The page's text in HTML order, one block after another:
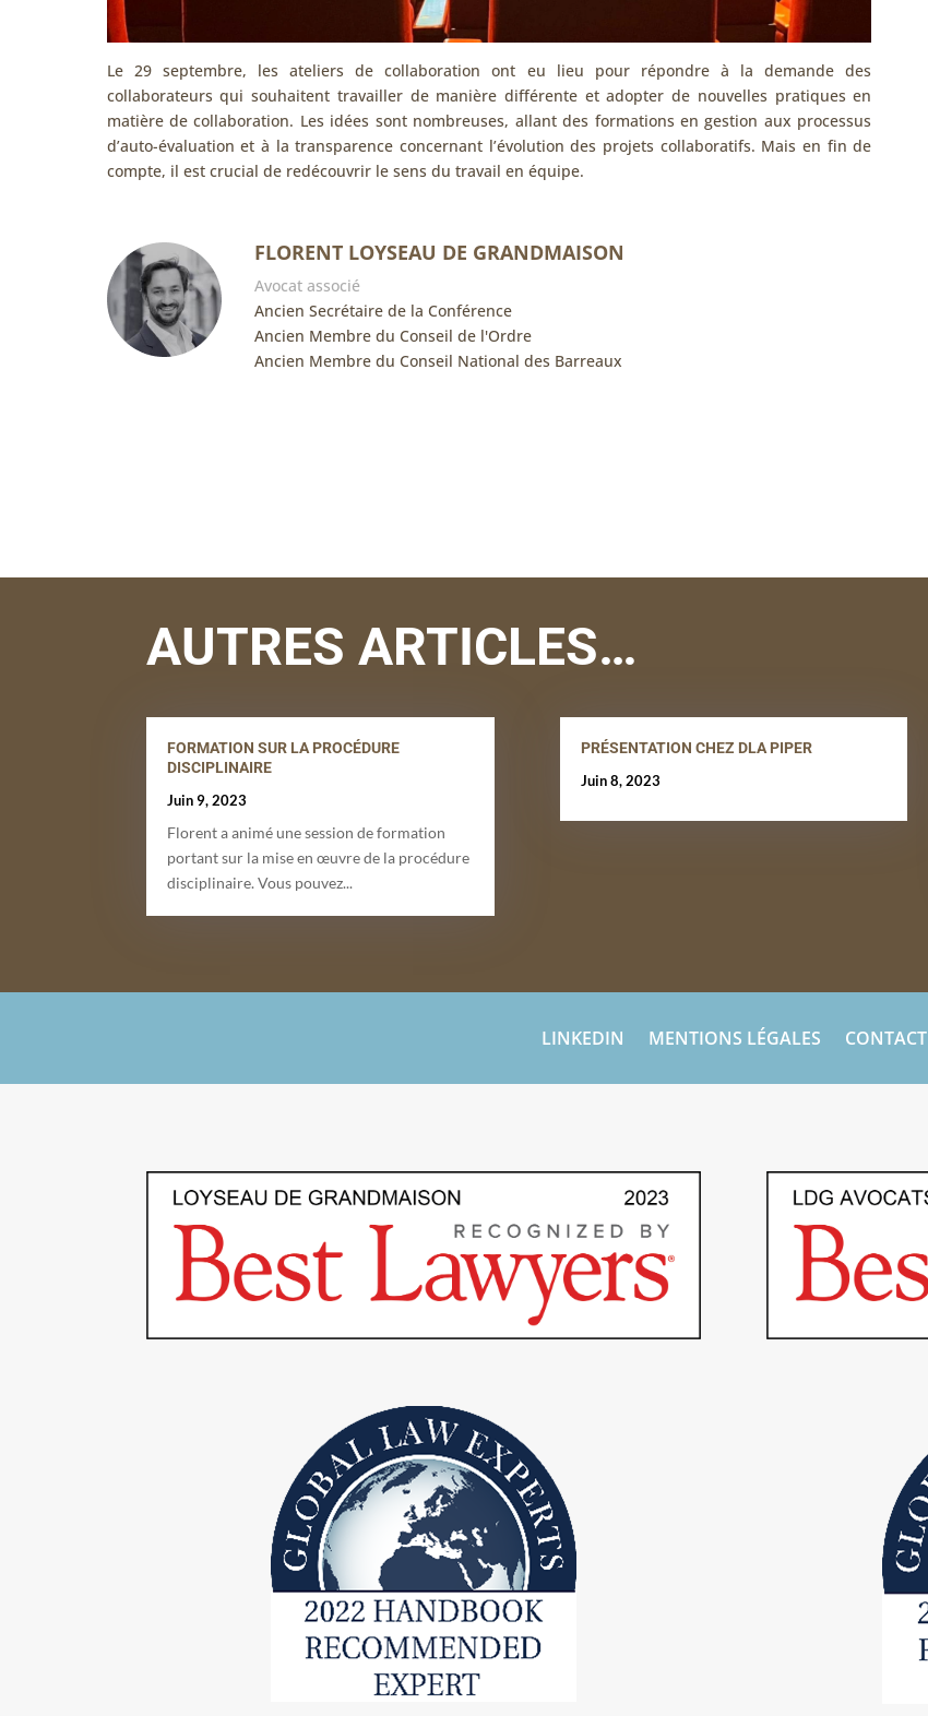
Le 29 septembre, les ateliers de collaboration ont eu lieu pour répondre à la demande des
collaborateurs qui souhaitent travailler de manière différente et adopter de nouvelles pratiques en
matière de collaboration. Les idées sont nombreuses, allant des formations en gestion aux processus
d’auto-évaluation et à la transparence concernant l’évolution des projets collaboratifs. Mais en fin de
compte, il est crucial de redécouvrir le sens du travail en équipe.
FLORENT LOYSEAU DE GRANDMAISON
Avocat associé
Ancien Secrétaire de la Conférence
Ancien Membre du Conseil de l'Ordre
Ancien Membre du Conseil National des Barreaux
AUTRES ARTICLES…
FORMATION SUR LA PROCÉDURE
DISCIPLINAIRE
Juin 9, 2023
Florent a animé une session de formation
portant sur la mise en œuvre de la procédure
disciplinaire. Vous pouvez...
PRÉSENTATION CHEZ DLA PIPER
Juin 8, 2023
LINKEDIN MENTIONS LÉGALES CONTACT